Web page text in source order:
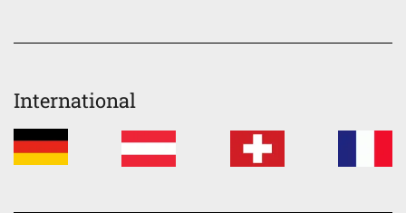
International